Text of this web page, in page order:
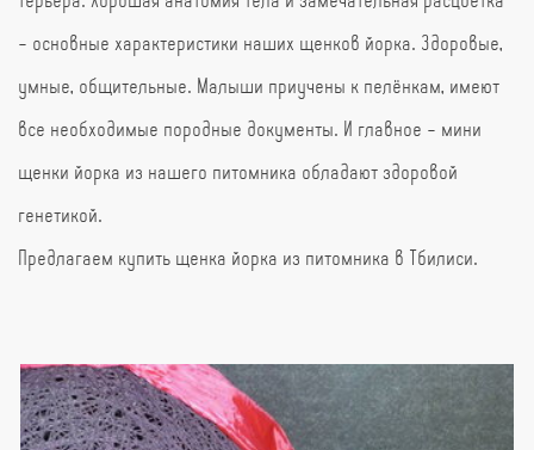
- основные характеристики наших щенков йорка. Здоровые,
умные, общительные. Малыши приучены к пелёнкам, имеют
все необходимые породные документы. И главное - мини
щенки йорка из нашего питомника обладают здоровой
генетикой.
Предлагаем купить щенка йорка из питомника в Тбилиси.